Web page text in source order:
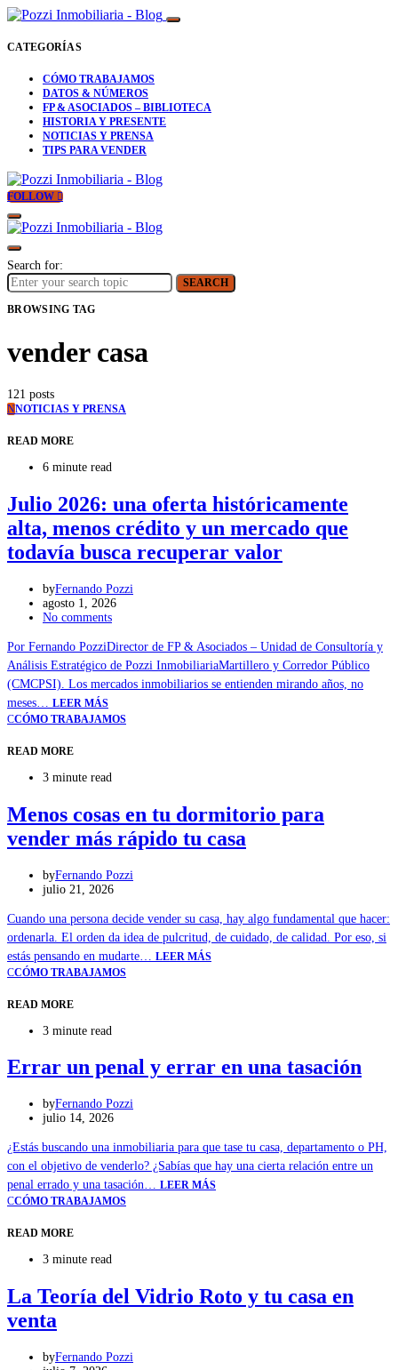
CATEGORÍAS
CÓMO TRABAJAMOS
DATOS & NÚMEROS
FP & ASOCIADOS – BIBLIOTECA
HISTORIA Y PRESENTE
NOTICIAS Y PRENSA
TIPS PARA VENDER
FOLLOW
Search for:
SEARCH
BROWSING TAG
vender casa
121 posts
NNOTICIAS Y PRENSA
READ MORE
6 minute read
Julio 2026: una oferta históricamente
alta, menos crédito y un mercado que
todavía busca recuperar valor
byFernando Pozzi
agosto 1, 2026
No comments
Por Fernando PozziDirector de FP & Asociados – Unidad de Consultoría y
Análisis Estratégico de Pozzi InmobiliariaMartillero y Corredor Público
(CMCPSI). Los mercados inmobiliarios se entienden mirando años, no
meses… LEER MÁS
CCÓMO TRABAJAMOS
READ MORE
3 minute read
Menos cosas en tu dormitorio para
vender más rápido tu casa
byFernando Pozzi
julio 21, 2026
Cuando una persona decide vender su casa, hay algo fundamental que hacer:
ordenarla. El orden da idea de pulcritud, de cuidado, de calidad. Por eso, si
estás pensando en mudarte… LEER MÁS
CCÓMO TRABAJAMOS
READ MORE
3 minute read
Errar un penal y errar en una tasación
byFernando Pozzi
julio 14, 2026
¿Estás buscando una inmobiliaria para que tase tu casa, departamento o PH,
con el objetivo de venderlo? ¿Sabías que hay una cierta relación entre un
penal errado y una tasación… LEER MÁS
CCÓMO TRABAJAMOS
READ MORE
3 minute read
La Teoría del Vidrio Roto y tu casa en
venta
byFernando Pozzi